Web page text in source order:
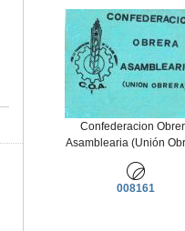
Confederacion
Asamblearia (Unión
008161